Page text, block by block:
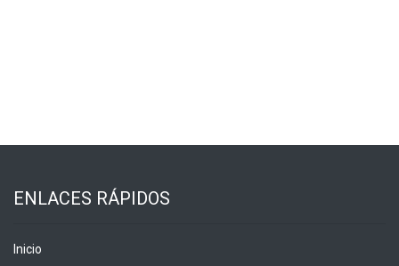
ENLACES RÁPIDOS
Inicio